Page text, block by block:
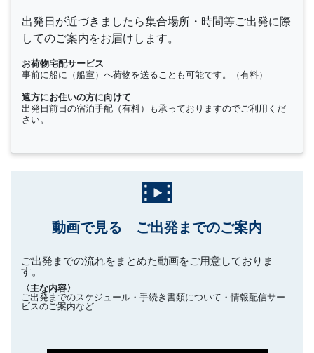
出発日が近づきましたら集合場所・時間等ご出発に際
してのご案内をお届けします。
お荷物宅配サービス
事前に船に（船室）へ荷物を送ることも可能です。（有料）
遠方にお住いの方に向けて
出発日前日の宿泊手配（有料）も承っておりますのでご利用くだ
さい。
動画で見る ご出発までのご案内
ご出発までの流れをまとめた動画をご用意しておりま
す。
〈主な内容〉
ご出発までのスケジュール・手続き書類について・情報配信サー
ビスのご案内など